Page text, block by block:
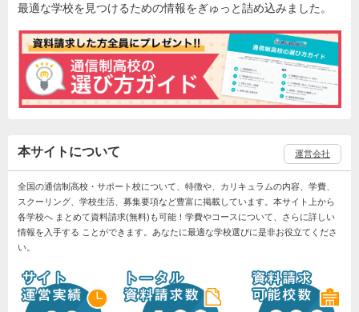
最適な学校を見つけるための情報をぎゅっと詰め込みました。
本サイトについて 運営会社
全国の通信制高校・サポート校について、特徴や、カリキュラムの内容、学費、
スクーリング、学校生活、募集要項など豊富に掲載しています。本サイト上から
各学校へ まとめて資料請求(無料)も可能！学費やコースについて、さらに詳しい
情報を入手する ことができます。あなたに最適な学校選びに是非お役立てくださ
い。